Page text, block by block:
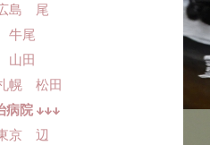
島 尾
牛尾
山田
幌 松田
病院 ↓↓↓
京 辺